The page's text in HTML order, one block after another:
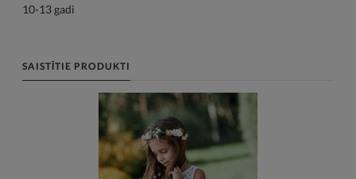
10-13 gadi
SAISTĪTIE PRODUKTI